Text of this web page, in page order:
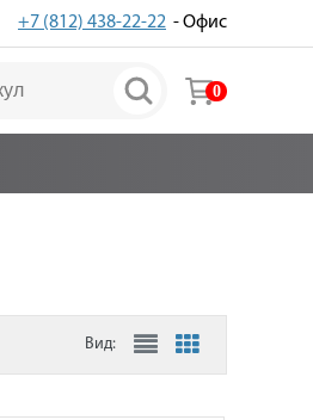
+7 (812) 438-22-22 - Офис
0
Вид: